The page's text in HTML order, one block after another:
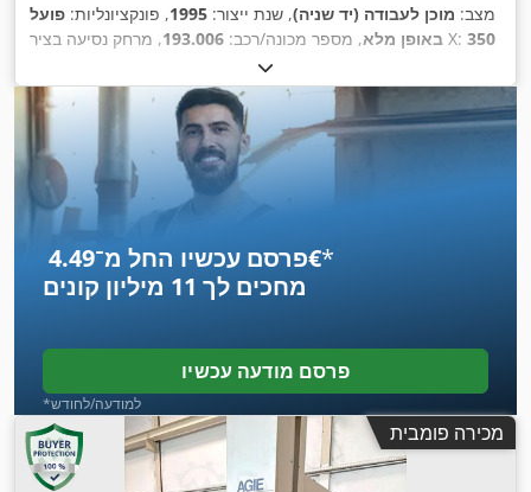
מצב: מוכן לעבודה (יד שניה), שנת ייצור: 1995, פונקציונליות: פועל
באופן מלא, מספר מכונה/רכב: 193.006 , מרחק נסיעה בציר X: 350
מ"מ, קוטר חוט (מקסימלי):0.33 מ"מ , דגם בקר:AGIEVISION /
AGIE HSS-Steuerung,
פרסם עכשיו החל מ־‏4.49 ‏€*
מחכים לך 11 מיליון קונים
פרסם מודעה עכשיו
*למודעה/לחודש
מכירה פומבית